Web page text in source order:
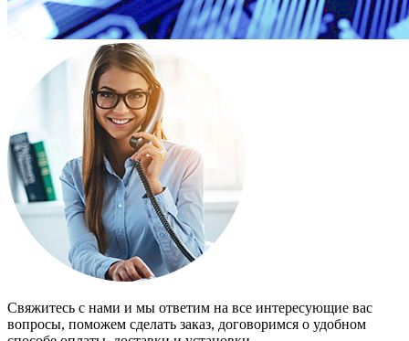
Свяжитесь с нами и мы ответим на все интересующие вас
вопросы, поможем сделать заказ, договоримся о удобном